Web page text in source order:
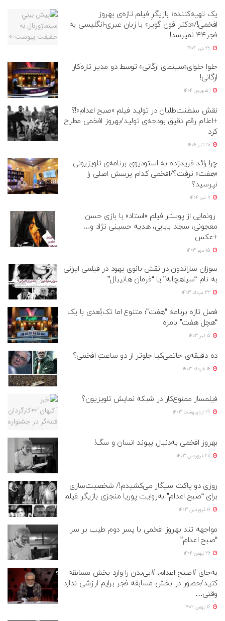
یک تهیه‌کننده؛ بازیگرِ فیلم تازه‌ی بهروز
افخمی!/«دکتر فون گویر» با زبان عبری-انگلیسی به
فجر۴۴ نمیرسد!
حلوا حلوای«سینمای ارگانی» توسط دو مدیر تازه‌کار
ارگانی!
نقش سلطنت‌طلبان در تولید فیلم «صبح اعدام»!؟
+اعلام رقم دقیق بودجه‌ی تولید/بهروز افخمی مطرح
کرد
چرا رائد فریدزاده به استودیوی برنامه‌ی تلویزیونی
«هفت» نرفت؟/افخمی کدام پرسش اصلی را
نپرسید؟
رونمایی از پوستر فیلم «استاد» با بازی حسن
معجونی، سجاد بابایی، هدیه حسینی نژاد و…
+عکس
سوزان ساراندون در نقش بانوی یهود در فیلمی ایرانی
به نام “سیاهچاله” یا “فرمان هانیبال”
فصل تازه برنامه “هفت”؛ متنوع اما تک‌بُعدی با یک
“هچل هفت” بامزه
ده دقیقه‌ی حاتمی‌کیا جلوتر از دو ساعتِ افخمی؟
فیلمساز ممنوع‌کار در شبکه نمایش تلویزیون؟
بهروز افخمی به‌دنبال پیوند انسان و سگ!
روزی دو پاکت سیگار می‌کشیدم!/ شخصیت‌سازی
برای “صبح اعدام” به‌روایت پوریا منجزی بازیگر فیلم
مواجهه تند بهروز افخمی با پسر دوم طیب بر سر
“صبح اعدام”
به‌جای #صبح_اعدام، #بی‌بدن را وارد بخش مسابقه
کنید/حضور در بخش مسابقه فجر برایم ارزشی ندارد
وقتی…